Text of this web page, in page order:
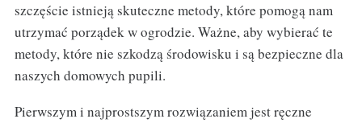
szczęście istnieją skuteczne metody, które pomogą nam
utrzymać porządek w ogrodzie. Ważne, aby wybierać te
metody, które nie szkodzą środowisku i są bezpieczne dla
naszych domowych pupili.
Pierwszym i najprostszym rozwiązaniem jest ręczne